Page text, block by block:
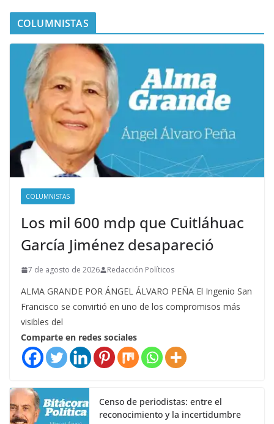
COLUMNISTAS
COLUMNISTAS
Los mil 600 mdp que Cuitláhuac
García Jiménez desapareció
7 de agosto de 2026 Redacción Políticos
ALMA GRANDE POR ÁNGEL ÁLVARO PEÑA El Ingenio San
Francisco se convirtió en uno de los compromisos más
visibles del
Comparte en redes sociales
Censo de periodistas: entre el
reconocimiento y la incertidumbre